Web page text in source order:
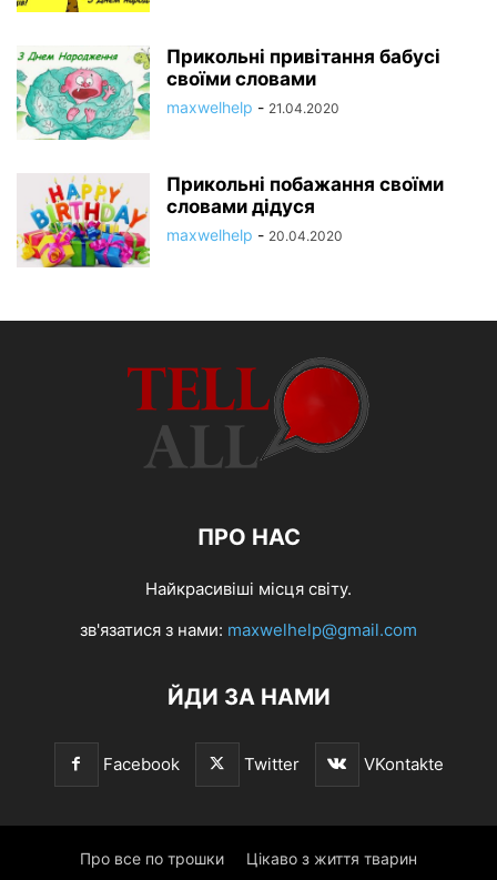
Прикольні привітання бабусі
своїми словами
maxwelhelp - 21.04.2020
Прикольні побажання своїми
словами дідуся
maxwelhelp - 20.04.2020
ПРО НАС
Найкрасивіші місця світу.
зв'язатися з нами: maxwelhelp@gmail.com
ЙДИ ЗА НАМИ
Facebook Twitter VKontakte
Про все по трошки Цікаво з життя тварин